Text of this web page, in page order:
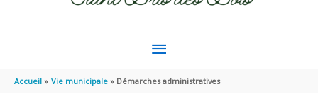
MENU
PRINCIPAL
Accueil Vie municipale Démarches administratives